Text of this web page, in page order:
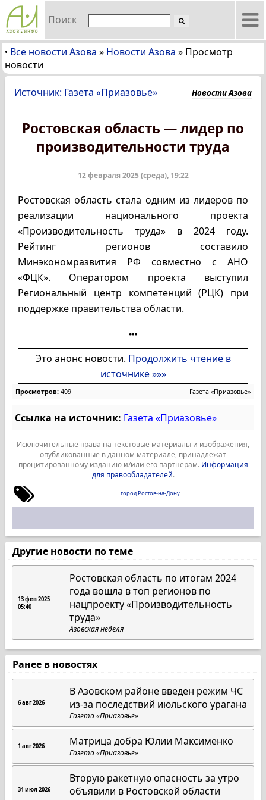
Поиск
• Все новости Азова » Новости Азова » Просмотр
новости
Источник: Газета «Приазовье» Новости Азова
Ростовская область — лидер по
производительности труда
12 февраля 2025 (среда), 19:22
Ростовская область стала одним из лидеров по
реализации национального проекта
«Производительность труда» в 2024 году.
Рейтинг регионов составило
Минэкономразвития РФ совместно с АНО
«ФЦК». Оператором проекта выступил
Региональный центр компетенций (РЦК) при
поддержке правительства области.
Это анонс новости. Продолжить чтение в
источнике »»»
Просмотров: 409 Газета «Приазовье»
Ссылка на источник: Газета «Приазовье»
Исключительные права на текстовые материалы и изображения,
опубликованные в данном материале, принадлежат
процитированному изданию и/или его партнерам. Информация
для правообладателей.
город Ростов-на-Дону
Другие новости по теме
13 фев 2025
05:40
Ростовская область по итогам 2024
года вошла в топ регионов по
нацпроекту «Производительность
труда»
Азовская неделя
Ранее в новостях
6 авг 2026
В Азовском районе введен режим ЧС
из-за последствий июльского урагана
Газета «Приазовье»
1 авг 2026 Матрица добра Юлии Максименко
Газета «Приазовье»
31 июл 2026
Вторую ракетную опасность за утро
объявили в Ростовской области